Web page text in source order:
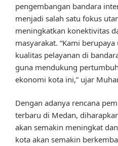
pengembangan bandara
menjadi salah satu fokus
meningkatkan konektivitas
masyarakat. “Kami
kualitas pelayanan di
guna mendukung
ekonomi kota ini,” ujar
Dengan adanya rencana
terbaru di Medan,
akan semakin meningkat
kota akan semakin